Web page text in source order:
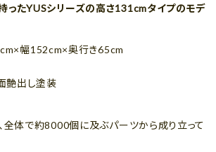
ったYUSシリーズの高さ131cmタイプのモデ
幅152cm×奥行き65cm
出し塗装
全体で約8000個に及ぶパーツから成り立って